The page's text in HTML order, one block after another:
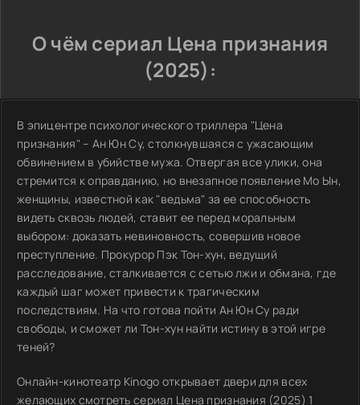
О чём сериал Цена признания
(2025):
В эпицентре психологического триллера "Цена
признания" – Ан Юн Су, столкнувшаяся с ужасающим
обвинением в убийстве мужа. Отвергая все улики, она
стремится к оправданию, но внезапное появление Мо Ын,
женщины, известной как "ведьма" за ее способность
видеть сквозь людей, ставит ее перед моральным
выбором: доказать невиновность, совершив новое
преступление. Прокурор Пэк Тон-хун, ведущий
расследование, сталкивается с сетью лжи и обмана, где
каждый шаг может привести к трагическим
последствиям. На что готова пойти Ан Юн Су ради
свободы, и сможет ли Тон-хун найти истину в этой игре
теней?
Онлайн-кинотеатр Kinogo открывает двери для всех
желающих смотреть сериал Цена признания (2025) 1